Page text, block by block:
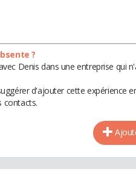
?
Denis dans une entreprise qui
d'ajouter cette expérience
contacts.